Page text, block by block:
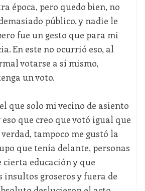
época, pero quedo bien, no
público, y nadie le
fue un gesto que para mi
En este no ocurrió eso, al
votarse a sí mismo,
un voto.
que solo mi vecino de asiento
eso que creo que votó igual que
verdad, tampoco me gustó la
que tenía delante, personas
cierta educación y que
groseros y fuera de